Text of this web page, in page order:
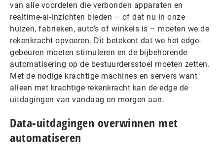
van alle voordelen die verbonden apparaten en
realtime-ai-inzichten bieden – of dat nu in onze
huizen, fabrieken, auto’s of winkels is – moeten we de
rekenkracht opvoeren. Dit betekent dat we het edge-
gebeuren moeten stimuleren en de bijbehorende
automatisering op de bestuurdersstoel moeten zetten.
Met de nodige krachtige machines en servers want
alleen met krachtige rekenkracht kan de edge de
uitdagingen van vandaag en morgen aan.
Data-uitdagingen overwinnen met
automatiseren